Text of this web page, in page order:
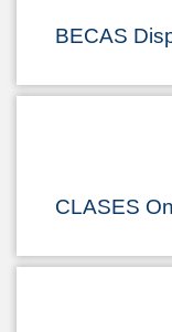
BECAS
CLASES